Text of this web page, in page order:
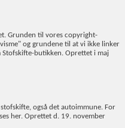
Grunden til vores copyright-
og grundene til at vi ikke linker
Stofskifte-butikken. Oprettet i maj
også det autoimmune. For
her. Oprettet d. 19. november